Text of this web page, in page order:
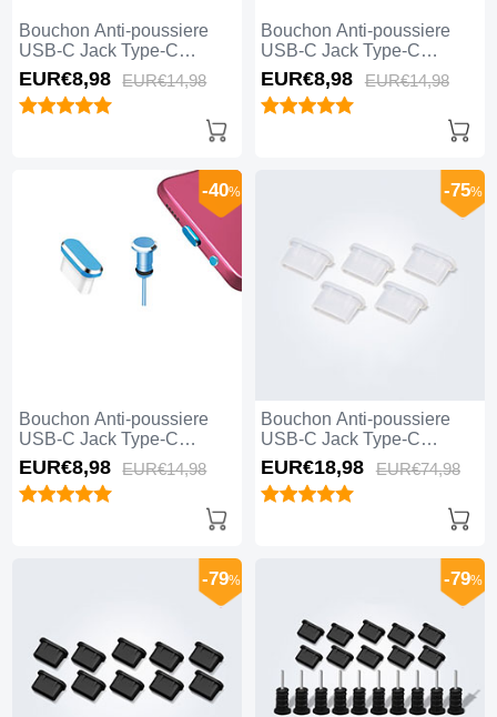
Bouchon Anti-poussiere
USB-C Jack Type-C
Universel H14 pour Apple
iPhone 15 Plus Bleu
EUR€8,98 EUR€14,98
Bouchon Anti-poussiere
USB-C Jack Type-C
Universel H13 pour Apple
iPhone 15 Plus Violet
EUR€8,98 EUR€14,98
Bouchon Anti-poussiere
USB-C Jack Type-C
Universel H12 pour Apple
iPhone 15 Plus Bleu
-40%
EUR€8,98 EUR€14,98
Bouchon Anti-poussiere
USB-C Jack Type-C
Universel 5PCS H01 pour
Apple iPhone 15 Plus
Blanc
-75%
EUR€18,98 EUR€74,98
-79% -79%